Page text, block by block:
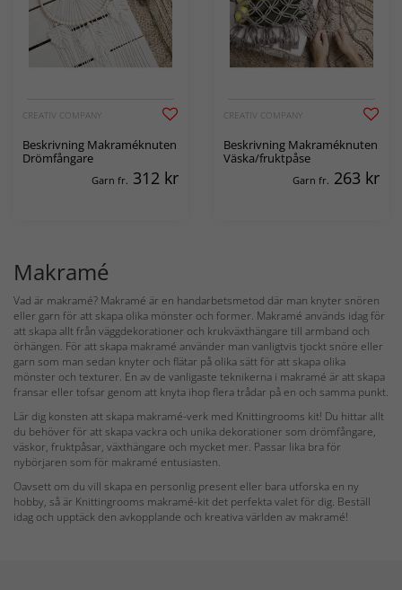
CREATIV COMPANY
Beskrivning Makraméknuten
Drömfångare
Garn fr. 312 kr
CREATIV COMPANY
Beskrivning Makraméknuten
Väska/fruktpåse
Garn fr. 263 kr
Makramé
Vad är makramé? Makramé är en handarbetsmetod där man knyter snören
eller garn för att skapa olika mönster och former. Makramé används idag för
att skapa allt från väggdekorationer och krukväxthängare till armband och
örhängen. För att skapa makramé använder man vanligtvis tjockt snöre eller
garn som man sedan knyter och flätar på olika sätt för att skapa olika
mönster och texturer. En av de vanligaste teknikerna i makramé är att skapa
fransar eller tofsar genom att knyta ihop flera trådar på en och samma punkt.
Lär dig konsten att skapa makramé-verk med Knittingrooms kit! Du hittar allt
du behöver för att skapa vackra och unika dekorationer som drömfångare,
väskor, fruktpåsar, växthängare och mycket mer. Passar lika bra för
nybörjaren som för makramé entusiasten.
Oavsett om du vill skapa en personlig present eller bara utforska en ny
hobby, så är Knittingrooms makramé-kit det perfekta valet för dig. Beställ
idag och upptäck den avkopplande och kreativa världen av makramé!